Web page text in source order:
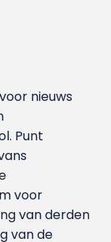
nieuws
Punt
voor
van derden
van de